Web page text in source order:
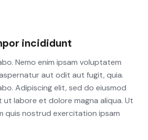
incididunt
Nemo enim ipsam voluptatem
aut odit aut fugit, quia.
Adipiscing elit, sed do eiusmod
labore et dolore magna aliqua. Ut
quis nostrud exercitation ipsam